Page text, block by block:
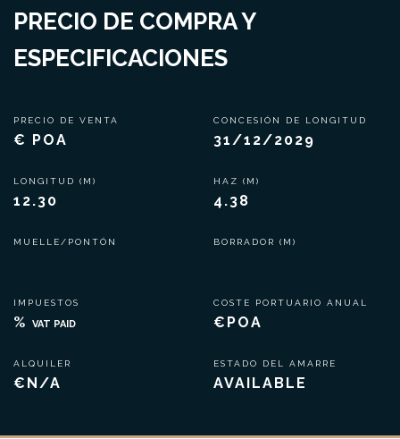
PRECIO DE COMPRA Y
ESPECIFICACIONES
PRECIO DE VENTA
€ POA
LONGITUD (M)
12.30
MUELLE/PONTÓN
IMPUESTOS
% VAT PAID
ALQUILER
€N/A
CONCESIÓN DE LONGITUD
31/12/2029
HAZ (M)
4.38
BORRADOR (M)
COSTE PORTUARIO ANUAL
€POA
ESTADO DEL AMARRE
AVAILABLE